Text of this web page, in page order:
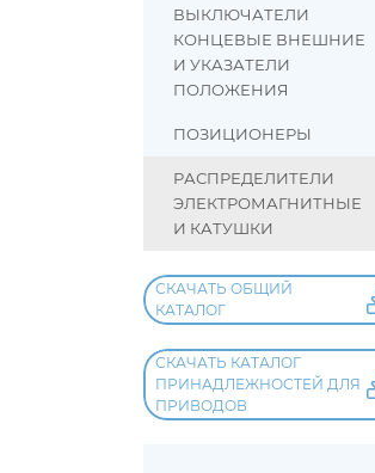
ВЫКЛЮЧАТЕЛИ
КОНЦЕВЫЕ ВНЕШНИЕ
И УКАЗАТЕЛИ
ПОЛОЖЕНИЯ
ПОЗИЦИОНЕРЫ
РАСПРЕДЕЛИТЕЛИ
ЭЛЕКТРОМАГНИТНЫЕ
И КАТУШКИ
СКАЧАТЬ ОБЩИЙ
КАТАЛОГ
СКАЧАТЬ КАТАЛОГ
ПРИНАДЛЕЖНОСТЕЙ ДЛЯ
ПРИВОДОВ